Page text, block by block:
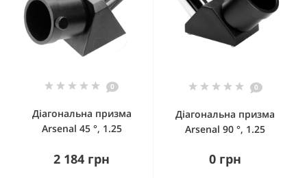
0
Діагональна призма
Arsenal 45 °, 1.25
2 184 грн
0
Діагональна призма
Arsenal 90 °, 1.25
0 грн